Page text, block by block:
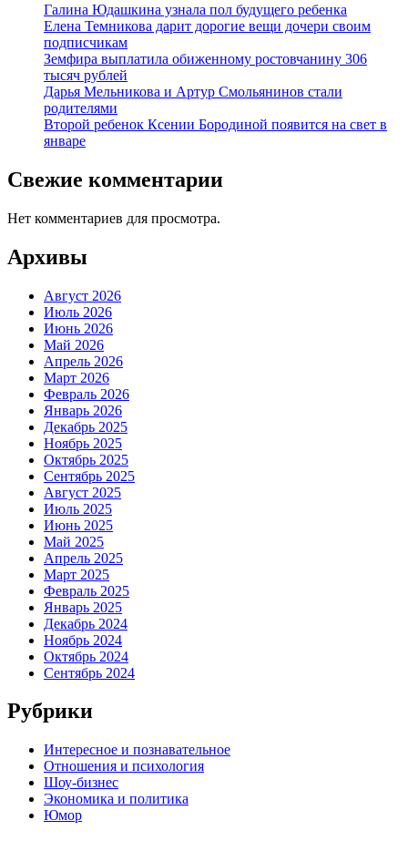
Галина Юдашкина узнала пол будущего ребенка
Елена Темникова дарит дорогие вещи дочери своим
подписчикам
Земфира выплатила обиженному ростовчанину 306
тысяч рублей
Дарья Мельникова и Артур Смольянинов стали
родителями
Второй ребенок Ксении Бородиной появится на свет в
январе
Свежие комментарии
Нет комментариев для просмотра.
Архивы
Август 2026
Июль 2026
Июнь 2026
Май 2026
Апрель 2026
Март 2026
Февраль 2026
Январь 2026
Декабрь 2025
Ноябрь 2025
Октябрь 2025
Сентябрь 2025
Август 2025
Июль 2025
Июнь 2025
Май 2025
Апрель 2025
Март 2025
Февраль 2025
Январь 2025
Декабрь 2024
Ноябрь 2024
Октябрь 2024
Сентябрь 2024
Рубрики
Интересное и познавательное
Отношения и психология
Шоу-бизнес
Экономика и политика
Юмор